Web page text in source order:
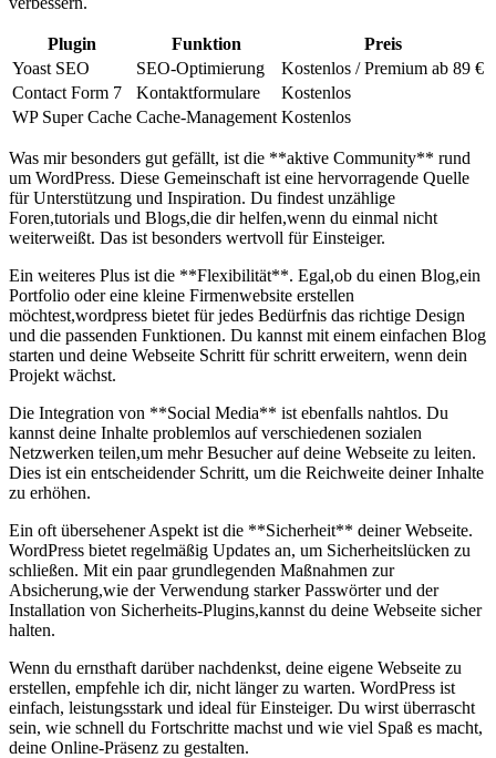
Plugin Funktion
Preis
Yoast SEO
SEO-Optimierung
Kostenlos / Premium ab 89 €
Contact Form 7
Kontaktformulare
Kostenlos
WP Super Cache Cache-Management Kostenlos
Was mir besonders gut gefällt, ist die **aktive Community** rund
um WordPress. Diese Gemeinschaft ist eine hervorragende Quelle
für Unterstützung und ⁤Inspiration. Du findest unzählige
Foren,tutorials und Blogs,die dir helfen,wenn du einmal nicht
weiterweißt. ‍Das ⁢ist⁣ besonders wertvoll für Einsteiger.
Ein‌ weiteres ⁢Plus ist ‌die **Flexibilität**. Egal,ob du einen Blog,ein
⁣Portfolio oder eine kleine Firmenwebsite erstellen
möchtest,wordpress bietet für jedes Bedürfnis das richtige Design
⁢und die passenden Funktionen. Du kannst‌ mit einem einfachen Blog
starten und deine‌ Webseite Schritt für schritt erweitern, wenn dein
Projekt wächst.
Die Integration von **Social Media** ist ebenfalls nahtlos. Du
kannst deine Inhalte problemlos auf verschiedenen sozialen
Netzwerken teilen,um mehr Besucher⁣ auf deine Webseite zu leiten.
Dies ist ein entscheidender Schritt, um die Reichweite deiner Inhalte
zu erhöhen.
Ein oft übersehener Aspekt ist die **Sicherheit** deiner Webseite.
WordPress bietet regelmäßig Updates an, um Sicherheitslücken zu
schließen. Mit ein paar grundlegenden Maßnahmen zur
Absicherung,wie der Verwendung starker Passwörter und der
Installation von Sicherheits-Plugins,kannst du deine Webseite sicher
halten.
Wenn du ernsthaft darüber nachdenkst, deine eigene Webseite zu
erstellen, empfehle ich ‌dir, nicht⁢ länger zu warten. WordPress ist
einfach, leistungsstark und ideal für Einsteiger. ⁣Du wirst überrascht
sein,‌ wie ​schnell du Fortschritte machst und wie viel Spaß es macht,
deine Online-Präsenz zu gestalten.